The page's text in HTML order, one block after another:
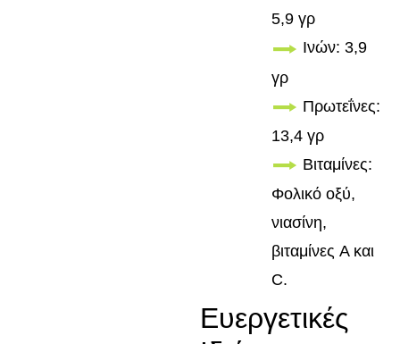
5,9 γρ
Ινών: 3,9
γρ
Πρωτεΐνες:
13,4 γρ
Βιταμίνες:
Φολικό οξύ,
νιασίνη,
βιταμίνες A και
C.
Ευεργετικές